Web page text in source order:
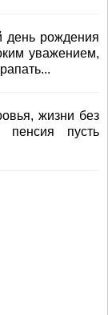
рождения
уважением,
жизни без
пусть